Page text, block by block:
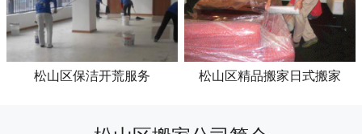
松山区保洁开荒服务 松山区精品搬家日式搬家